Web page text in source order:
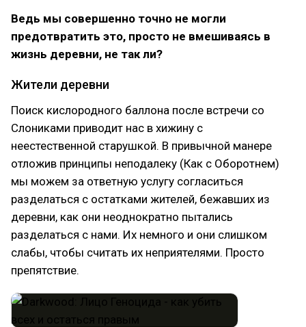
Ведь мы совершенно точно не могли
предотвратить это, просто не вмешиваясь в
жизнь деревни, не так ли?
Жители деревни
Поиск кислородного баллона после встречи со
Слониками приводит нас в хижину с
неестественной старушкой. В привычной манере
отложив принципы неподалеку (Как с Оборотнем)
мы можем за ответную услугу согласиться
разделаться с остатками жителей, бежавших из
деревни, как они неоднократно пытались
разделаться с нами. Их немного и они слишком
слабы, чтобы считать их неприятелями. Просто
препятствие.